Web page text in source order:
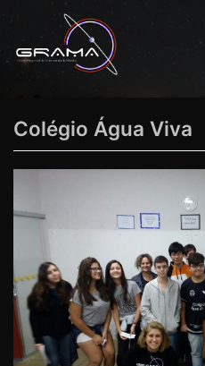
Pular
para
Colégio Água Viva